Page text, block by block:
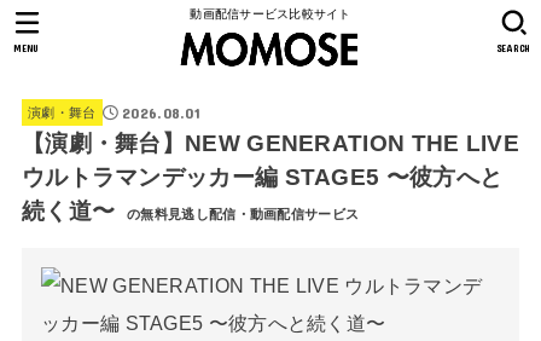
動画配信サービス比較サイト
SEARCH
MENU
演劇・舞台 2026.08.01
【演劇・舞台】NEW GENERATION THE LIVE
ウルトラマンデッカー編 STAGE5 〜彼方へと
続く道〜
の無料見逃し配信・動画配信サービス